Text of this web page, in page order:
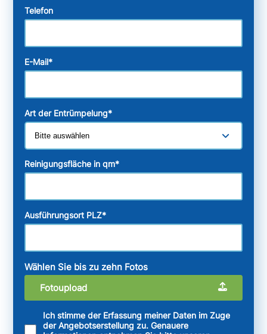
Telefon
E-Mail*
Art der Entrümpelung*
Reinigungsfläche in qm*
Ausführungsort PLZ*
Wählen Sie bis zu zehn Fotos
Fotoupload
Ich stimme der Erfassung meiner Daten im Zuge
der Angebotserstellung zu. Genauere